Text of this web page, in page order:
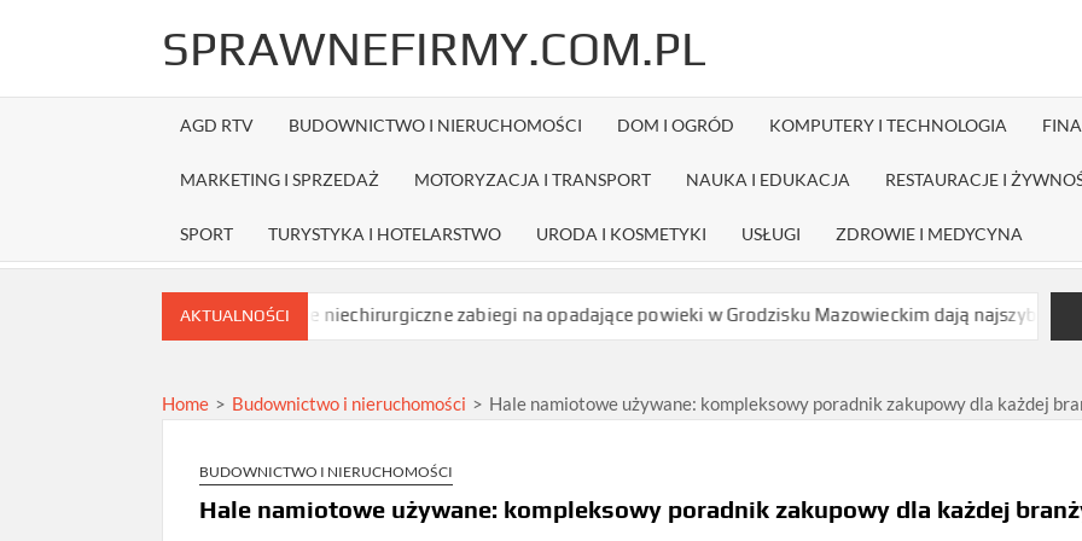
SPRAWNEFIRMY.COM.PL
AGD RTV BUDOWNICTWO I NIERUCHOMOŚCI DOM I OGRÓD KOMPUTERY I TECHNOLOGIA
MARKETING I SPRZEDAŻ MOTORYZACJA I TRANSPORT NAUKA I EDUKACJA RESTAURACJE I
SPORT TURYSTYKA I HOTELARSTWO URODA I KOSMETYKI USŁUGI ZDROWIE I MEDYCYNA
AKTUALNOŚCI
Jakie niechirurgiczne zabiegi na opadające powieki w Grodzisku Mazowieckim dają najszybszy efekt bez
Home > Budownictwo i nieruchomości > Hale namiotowe używane: kompleksowy poradnik zakupowy dla każdej
BUDOWNICTWO I NIERUCHOMOŚCI
Hale namiotowe używane: kompleksowy poradnik zakupowy dla każdej